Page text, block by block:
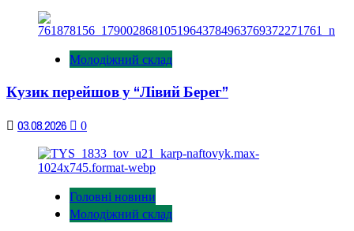
Молодіжний склад
Кузик перейшов у “Лівий Берег”
03.08.2026 0
Головні новини
Молодіжний склад